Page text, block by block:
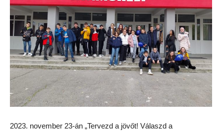
Iskola
2023. november 23-án „Tervezd a jövőt! Válaszd a